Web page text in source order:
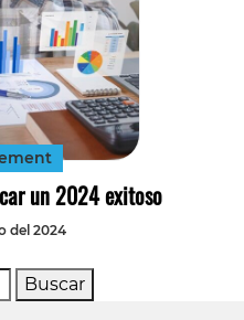
un 2024 exitoso
del 2024
Buscar